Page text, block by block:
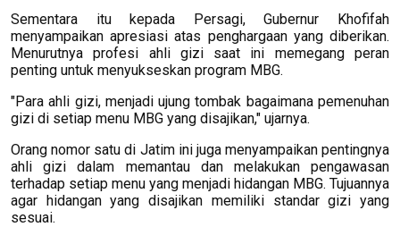
Sementara itu kepada Persagi, Gubernur Khofifah
menyampaikan apresiasi atas penghargaan yang diberikan.
Menurutnya profesi ahli gizi saat ini memegang peran
penting untuk menyukseskan program MBG.
"Para ahli gizi, menjadi ujung tombak bagaimana pemenuhan
gizi di setiap menu MBG yang disajikan," ujarnya.
Orang nomor satu di Jatim ini juga menyampaikan pentingnya
ahli gizi dalam memantau dan melakukan pengawasan
terhadap setiap menu yang menjadi hidangan MBG. Tujuannya
agar hidangan yang disajikan memiliki standar gizi yang
sesuai.